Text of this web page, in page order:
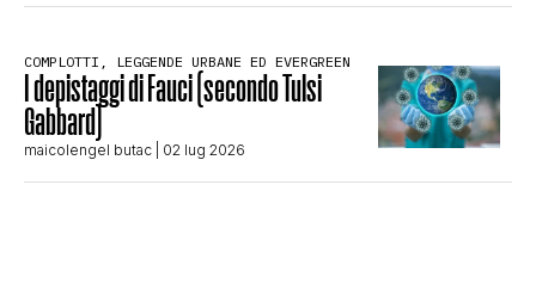
COMPLOTTI, LEGGENDE URBANE ED EVERGREEN
I depistaggi di Fauci (secondo Tulsi
Gabbard)
maicolengel butac | 02 lug 2026